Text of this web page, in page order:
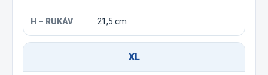
21,5 cm
XL